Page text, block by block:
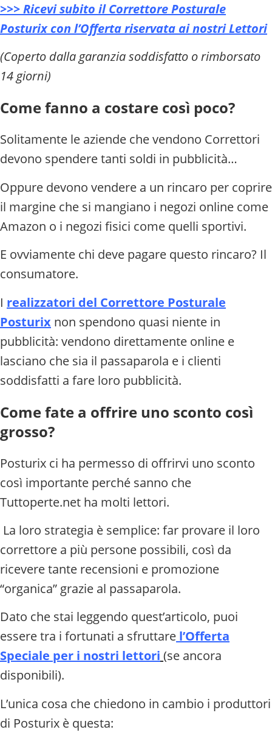
>>> Ricevi subito il Correttore Posturale
Posturix con l’Offerta riservata ai nostri Lettori
(Coperto dalla garanzia soddisfatto o rimborsato
14 giorni)
Come fanno a costare così poco?
Solitamente le aziende che vendono Correttori
devono spendere tanti soldi in pubblicità…
Oppure devono vendere a un rincaro per coprire
il margine che si mangiano i negozi online come
Amazon o i negozi fisici come quelli sportivi.
E ovviamente chi deve pagare questo rincaro? Il
consumatore.
I realizzatori del Correttore Posturale
Posturix non spendono quasi niente in
pubblicità: vendono direttamente online e
lasciano che sia il passaparola e i clienti
soddisfatti a fare loro pubblicità.
Come fate a offrire uno sconto così
grosso?
Posturix ci ha permesso di offrirvi uno sconto
così importante perché sanno che
Tuttoperte.net ha molti lettori.
La loro strategia è semplice: far provare il loro
correttore a più persone possibili, così da
ricevere tante recensioni e promozione
“organica” grazie al passaparola.
Dato che stai leggendo quest’articolo, puoi
essere tra i fortunati a sfruttare l’Offerta
Speciale per i nostri lettori (se ancora
disponibili).
L’unica cosa che chiedono in cambio i produttori
di Posturix è questa: